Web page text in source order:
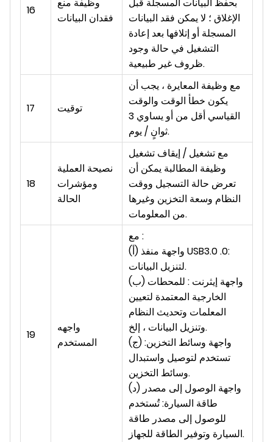
16
فقدان البيانات
الإغلاق ؛ لا يمكن فقد البيانات
المسجلة أو إتلافها بعد إعادة
التشغيل في حالة وجود
ظروف غير طبيعية.
17 توقيت
مع وظيفة المعايرة ، يجب أن
يكون خطأ الوقت والوقت
القياسي أقل من أو يساوي 3
ثوانٍ / يوم.
18
نصيحة العملية
ومؤشرات
الحالة
مع تشغيل / إيقاف تشغيل
وظيفة المطالبة يمكن أن
تعرض حالة التسجيل ووقت
النظام وسعة التخزين وغيرها
من المعلومات.
19
واجهه
المستخدم
مع :
(أ) واجهة منفذ USB3.0 .0:
لتنزيل البيانات.
(ب) واجهة إيثرنت : للمحطات
الخارجية المعتمدة لتعيين
المعلمات وتحديث النظام
وتنزيل البيانات ، إلخ.
(ج) واجهة وسائط التخزين:
تستخدم لتوصيل واستبدال
وسائط التخزين.
(د) واجهة الوصول إلى مصدر
طاقة السيارة: تُستخدم
للوصول إلى مصدر طاقة
السيارة وتوفير الطاقة للجهاز.